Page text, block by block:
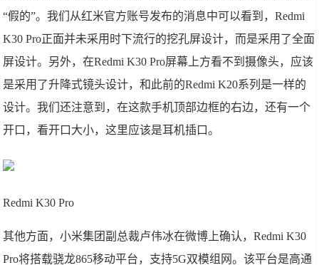
“假的”。我们从红米官方账号发布的消息中可以看到，Redmi
K30 Pro正面并未采用时下流行的挖孔屏设计，而是采用了全面
屏设计。另外，在Redmi K30 Pro屏幕上方看不到摄像头，应该
是采用了升降式镜头设计，和此前的Redmi K20系列是一样的
设计。我们还注意到，在这款手机顶部边框的右边，还有一个
开口，看开口大小，这里应该是耳机插口。
Redmi K30 Pro
其他方面，小米集团副总裁卢伟冰在微博上确认，Redmi K30
Pro将搭载骁龙865移动平台，支持5G双模组网。该平台是高通